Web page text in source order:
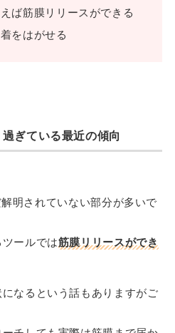
ば筋膜リリースができる
をはがせる
ぎている最近の傾向
明されていない部分が多いで
ールでは筋膜リリースができ
なるという話もありますがご